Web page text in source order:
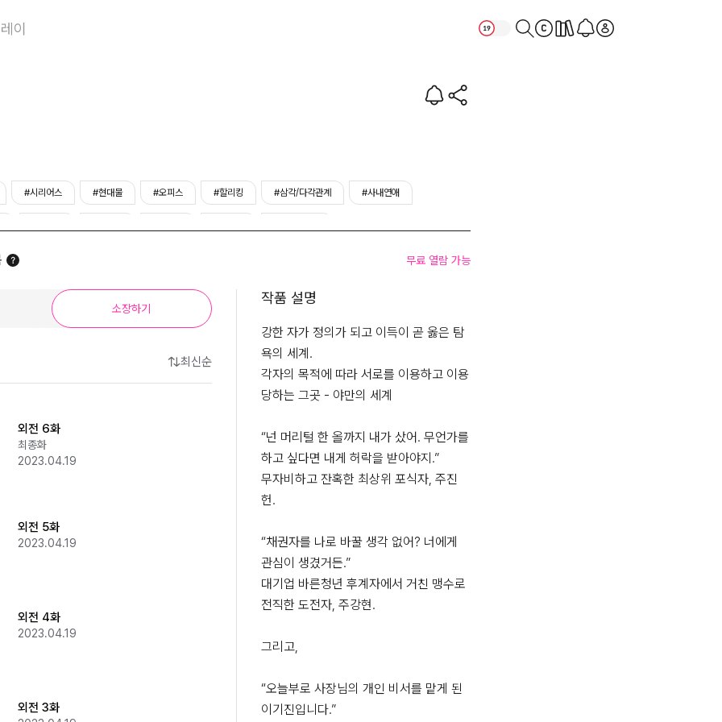
이
#시리어스 #현대물 #오피스 #할리킹 #삼각/다각관계 #사내연애
무료 열람 가능
소장하기
최신순
외전 6화
최종화
2023.04.19
외전 5화
2023.04.19
외전 4화
2023.04.19
외전 3화
작품 설명
강한 자가 정의가 되고 이득이 곧 옳은 탐
욕의 세계.
각자의 목적에 따라 서로를 이용하고 이용
당하는 그곳 - 야만의 세계
“넌 머리털 한 올까지 내가 샀어. 무언가를
하고 싶다면 내게 허락을 받아야지.”
무자비하고 잔혹한 최상위 포식자, 주진
헌.
“채권자를 나로 바꿀 생각 없어? 너에게
관심이 생겼거든.”
대기업 바른청년 후계자에서 거친 맹수로
전직한 도전자, 주강현.
그리고,
“오늘부로 사장님의 개인 비서를 맡게 된
이기진입니다.”